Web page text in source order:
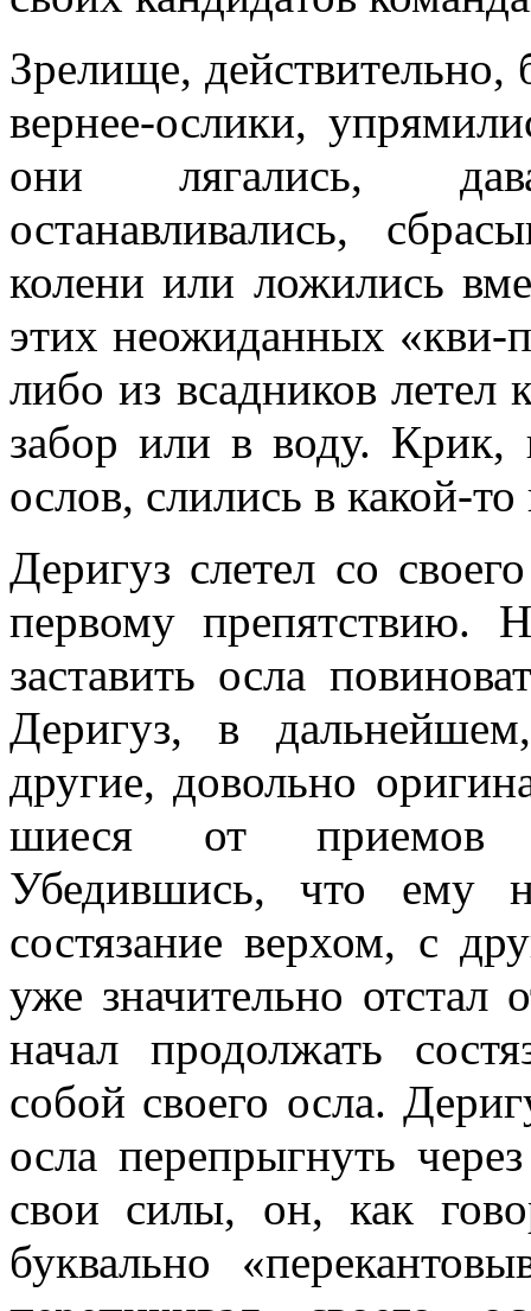
Зрелище,
вернее-ослики,
они лягались,
останавливались,
колени или ложи­лись
этих не­ожиданных «кви-
либо из всадников летел
забор или в воду.
ослов, слились в какой-
Деригуз слетел со
первому препятствию.
заставить осла
Деригуз, в
другие, довольно
шиеся от приемов
Убедившись, что ему
состязание верхом, с
уже значительно отстал
начал продолжать
собой своего осла.
осла перепрыгнуть
свои силы, он, как
буквально